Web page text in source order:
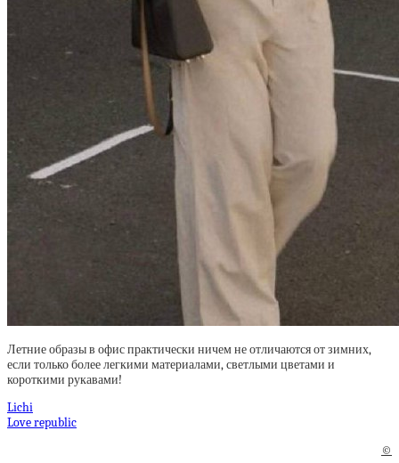
Летние образы в офис практически ничем не отличаются от зимних,
если только более легкими материалами, светлыми цветами и
короткими рукавами!
Lichi
Love republic
©